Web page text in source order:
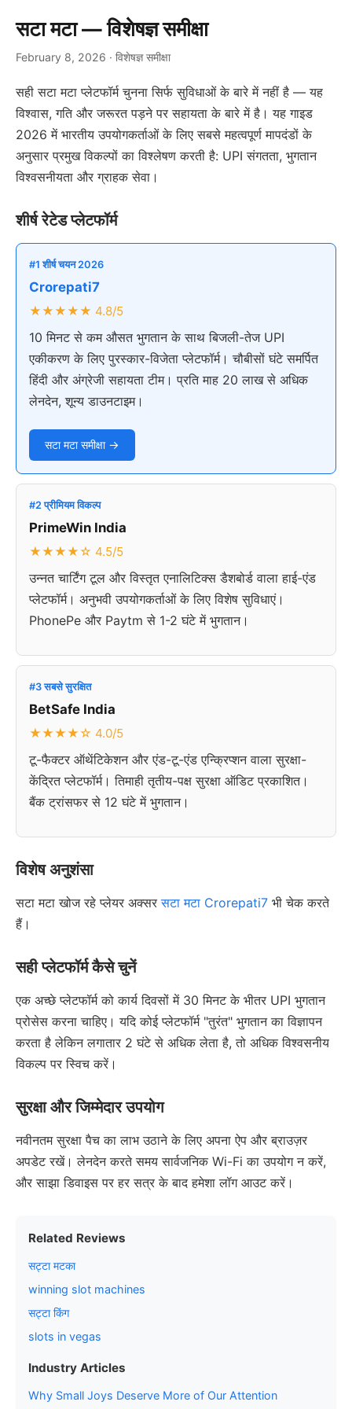
सटा मटा — विशेषज्ञ समीक्षा
February 8, 2026 · विशेषज्ञ समीक्षा
सही सटा मटा प्लेटफॉर्म चुनना सिर्फ सुविधाओं के बारे में नहीं है — यह
विश्वास, गति और जरूरत पड़ने पर सहायता के बारे में है। यह गाइड
2026 में भारतीय उपयोगकर्ताओं के लिए सबसे महत्वपूर्ण मापदंडों के
अनुसार प्रमुख विकल्पों का विश्लेषण करती है: UPI संगतता, भुगतान
विश्वसनीयता और ग्राहक सेवा।
शीर्ष रेटेड प्लेटफॉर्म
#1 शीर्ष चयन 2026
Crorepati7
★★★★★ 4.8/5
10 मिनट से कम औसत भुगतान के साथ बिजली-तेज UPI
एकीकरण के लिए पुरस्कार-विजेता प्लेटफॉर्म। चौबीसों घंटे समर्पित
हिंदी और अंग्रेजी सहायता टीम। प्रति माह 20 लाख से अधिक
लेनदेन, शून्य डाउनटाइम।
सटा मटा समीक्षा →
#2 प्रीमियम विकल्प
PrimeWin India
★★★★☆ 4.5/5
उन्नत चार्टिंग टूल और विस्तृत एनालिटिक्स डैशबोर्ड वाला हाई-एंड
प्लेटफॉर्म। अनुभवी उपयोगकर्ताओं के लिए विशेष सुविधाएं।
PhonePe और Paytm से 1-2 घंटे में भुगतान।
#3 सबसे सुरक्षित
BetSafe India
★★★★☆ 4.0/5
टू-फैक्टर ऑथेंटिकेशन और एंड-टू-एंड एन्क्रिप्शन वाला सुरक्षा-
केंद्रित प्लेटफॉर्म। तिमाही तृतीय-पक्ष सुरक्षा ऑडिट प्रकाशित।
बैंक ट्रांसफर से 12 घंटे में भुगतान।
विशेष अनुशंसा
सटा मटा खोज रहे प्लेयर अक्सरसटा मटा Crorepati7 भी चेक करते
हैं।
सही प्लेटफॉर्म कैसे चुनें
एक अच्छे प्लेटफॉर्म को कार्य दिवसों में 30 मिनट के भीतर UPI भुगतान
प्रोसेस करना चाहिए। यदि कोई प्लेटफॉर्म "तुरंत" भुगतान का विज्ञापन
करता है लेकिन लगातार 2 घंटे से अधिक लेता है, तो अधिक विश्वसनीय
विकल्प पर स्विच करें।
सुरक्षा और जिम्मेदार उपयोग
नवीनतम सुरक्षा पैच का लाभ उठाने के लिए अपना ऐप और ब्राउज़र
अपडेट रखें। लेनदेन करते समय सार्वजनिक Wi-Fi का उपयोग न करें,
और साझा डिवाइस पर हर सत्र के बाद हमेशा लॉग आउट करें।
Related Reviews
सट्टा मटका
winning slot machines
सट्टा किंग
slots in vegas
Industry Articles
Why Small Joys Deserve More of Our Attention